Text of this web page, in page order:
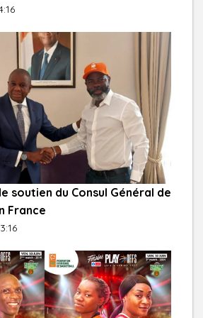
soutien du Consul Général de
France